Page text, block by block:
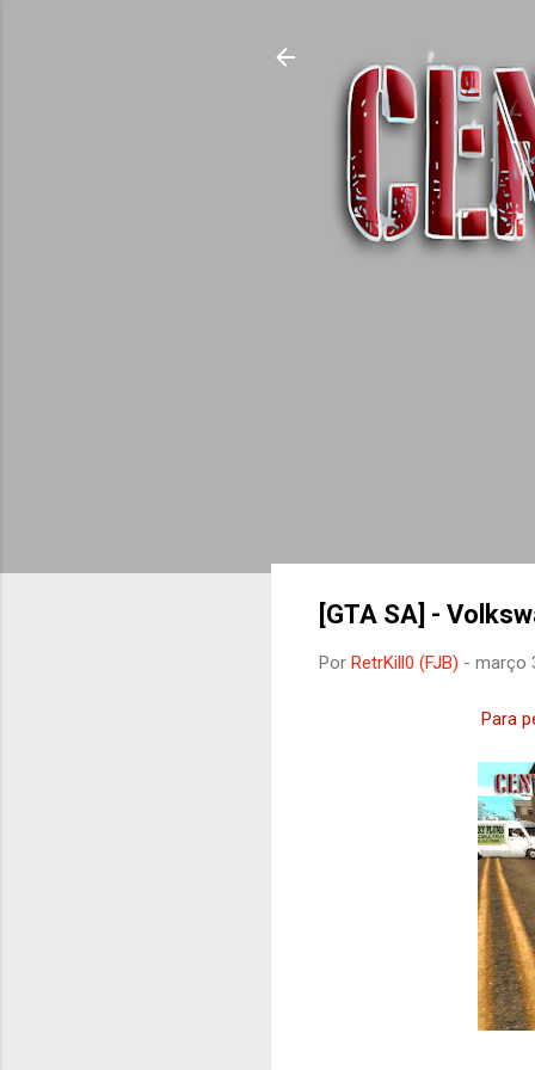
[GTA SA] -
Por RetrKill0 (FJB) - março
Para